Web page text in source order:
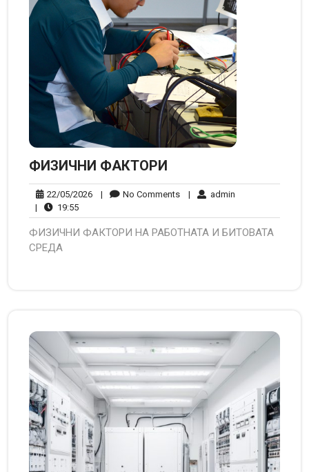
ФИЗИЧНИ ФАКТОРИ
22/05/202622/05/2026
| No CommentsNo| admin
|
19:5519:55
ФИЗИЧНИ ФАКТОРИ НА РАБОТНАТА И БИТОВАТА
СРЕДА